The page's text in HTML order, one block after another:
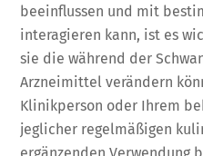
beeinflussen und mit
interagieren kann, ist es
sie die während der
Arzneimittel verändern
Klinikperson oder Ihrem
jeglicher regelmäßigen